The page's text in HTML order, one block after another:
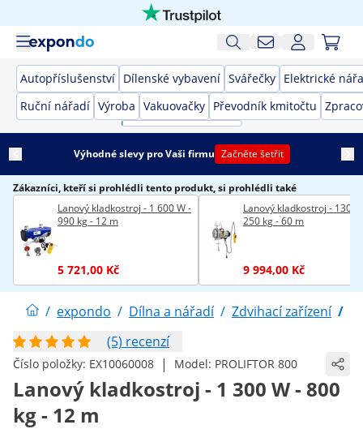
Autopříslušenství Dílenské vybavení Svářečky Elektrické
Ruční nářadí Výroba Vakuovačky Převodník kmitočtu
Výhodné slevy pro Vaši firmu Začněte šetřit
Zákazníci, kteří si prohlédli tento produkt, si prohlédli také
Lanový kladkostroj - 1 600 W -
990 kg - 12 m
5 721,00 Kč
Lanový kladkostroj - 1300
250 kg - 60 m
9 994,00 Kč
/ expondo / Dílna a nářadí / Zdvihací zařízení /
(5) recenzí
Číslo položky: EX10060008 | Model: PROLIFTOR 800
Lanový kladkostroj - 1 300 W - 800
kg - 12 m